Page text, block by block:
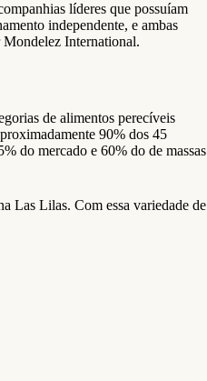
líderes que possuíam
independente, e ambas
Mondelez International.
de alimentos perecíveis
90% dos 45
do mercado e 60% do de massas
Las Lilas. Com essa variedade de